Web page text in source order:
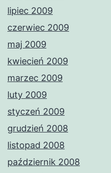
lipiec 2009
czerwiec 2009
maj 2009
kwiecień 2009
marzec 2009
luty 2009
styczeń 2009
grudzień 2008
listopad 2008
październik 2008